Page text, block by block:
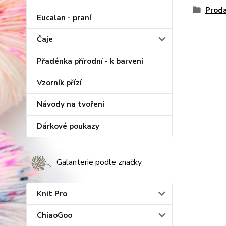
Eucalan - praní
Čaje
Přadénka přírodní - k barvení
Vzorník přízí
Návody na tvoření
Dárkové poukazy
Galanterie podle značky
Knit Pro
ChiaoGoo